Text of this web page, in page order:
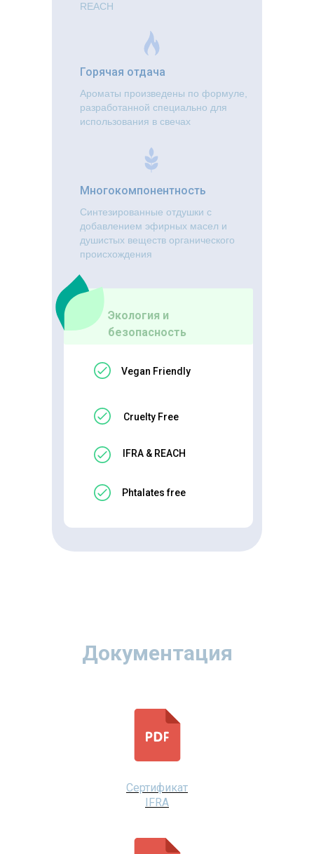
Горячая отдача
REACH
Ароматы произведены по формуле,
разработанной специально для
использования в свечах
Многокомпонентность
Синтезированные отдушки с
добавлением эфирных масел и
душистых веществ органического
происхождения
Экология и
безопасность
Vegan Friendly
Cruelty Free
IFRA & REACH
Phtalates free
Документация
Сертификат
IFRA